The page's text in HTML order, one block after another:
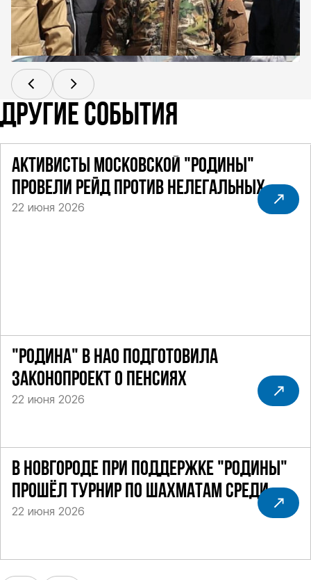
ДРУГИЕ СОБЫТИЯ
АКТИВИСТЫ МОСКОВСКОЙ "РОДИНЫ"
ПРОВЕЛИ РЕЙД ПРОТИВ НЕЛЕГАЛЬНЫХ
ТАКСИ
22 июня 2026
"РОДИНА" В НАО ПОДГОТОВИЛА
ЗАКОНОПРОЕКТ О ПЕНСИЯХ
22 июня 2026
В НОВГОРОДЕ ПРИ ПОДДЕРЖКЕ "РОДИНЫ"
ПРОШЁЛ ТУРНИР ПО ШАХМАТАМ СРЕДИ
СИЛОВИКОВ
22 июня 2026